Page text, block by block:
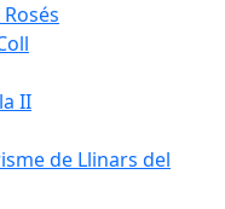
II
de Llinars del